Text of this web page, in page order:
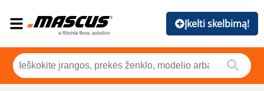
Įkelti skelbimą!